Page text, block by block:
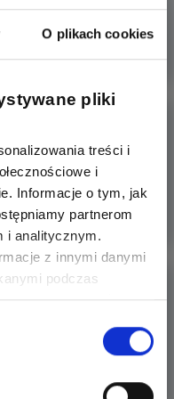
O plikach cookies
pliki
treści i
i
Informacje o tym, jak
partnerom
i analitycznym.
z innymi danymi
podczas
zgodzie możemy
że całe życie
? Korzystacie z tej firmy
Więcej
Więcej